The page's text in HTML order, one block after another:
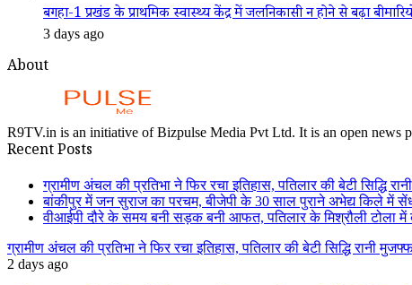
बगहा-1 प्रखंड के प्राथमिक स्वास्थ्य केंद्र में जलनिकासी न होने से बढ़ा
3 days ago
About
R9TV.in is an initiative of Bizpulse Media Pvt Ltd. It is an open news
Recent Posts
ग्रामीण अंचल की प्रतिभा ने फिर रचा इतिहास, पतिलार की बेटी सिद्धि
बांकीपुर में जन सुराज का परचम, बीजेपी के 30 साल पुराने अभेद्य किले में
वीआईपी दौरे के समय बनी सड़क बनी आफत, पतिलार के मिश्रौली टोला में
ग्रामीण अंचल की प्रतिभा ने फिर रचा इतिहास, पतिलार की बेटी सिद्धि रानी
2 days ago